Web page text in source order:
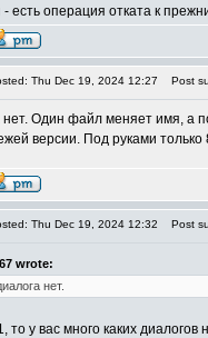
- есть операция отката к
Thu Dec 19, 2024 12:27 Post
нет. Один файл меняет имя,
версии. Под руками только
Thu Dec 19, 2024 12:32 Post
wrote:
нет.
то у вас много каких диалогов